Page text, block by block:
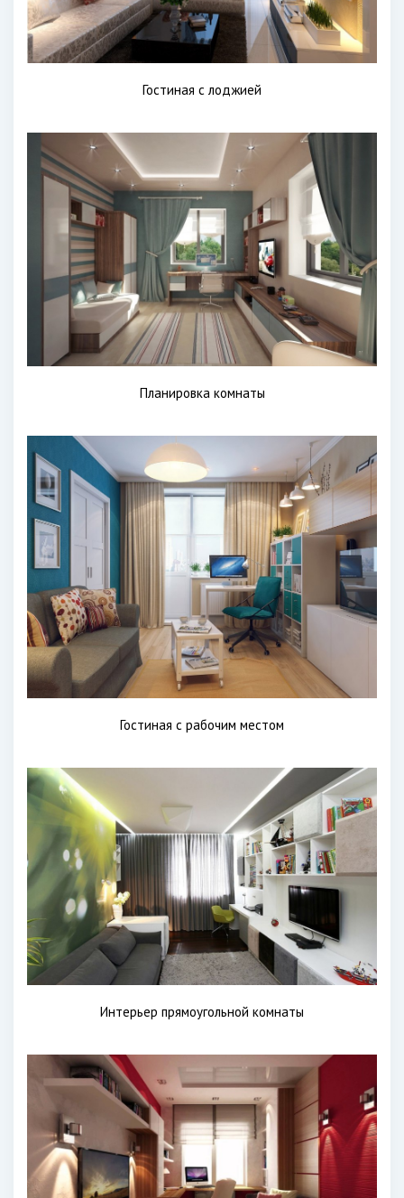
Гостиная с лоджией
Планировка комнаты
Гостиная с рабочим местом
Интерьер прямоугольной комнаты